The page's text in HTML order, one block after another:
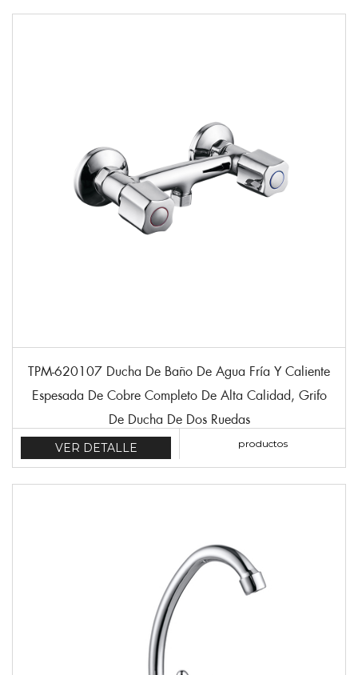
TPM-620107 Ducha De Baño De Agua Fría Y Caliente
Espesada De Cobre Completo De Alta Calidad, Grifo
De Ducha De Dos Ruedas
VER DETALLE productos